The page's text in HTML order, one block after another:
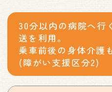
30分以内の病院へ行
送を利用。
乗車前後の身体介護
(障がい支援区分2)